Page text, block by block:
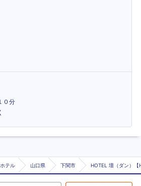
０分
テル 山口県 下関市 HOTEL 壇（ダン）